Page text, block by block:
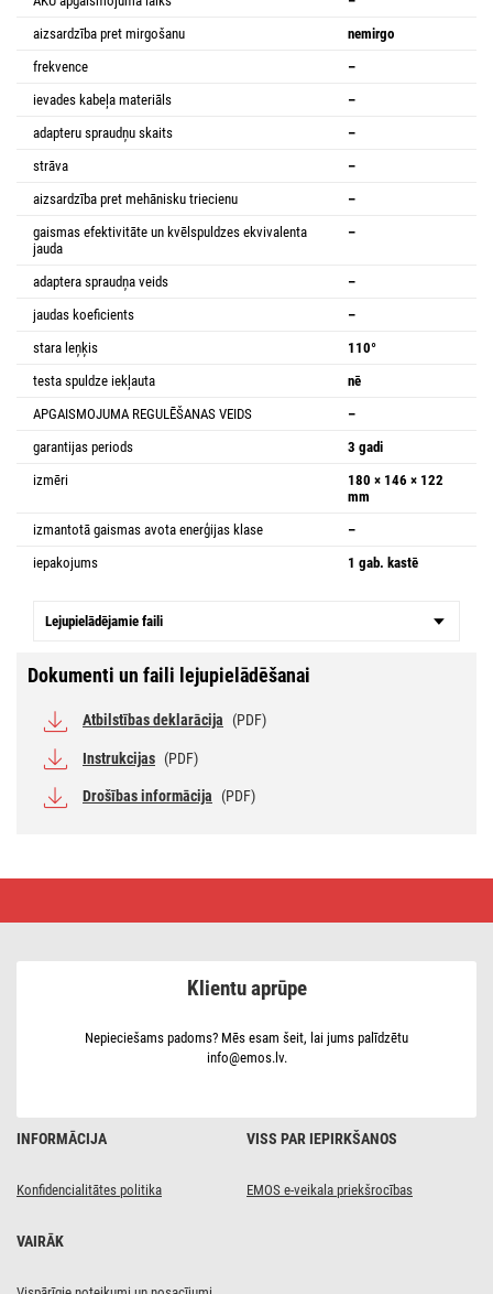
aizsardzība pret mirgošanu
nemirgo
frekvence
–
ievades kabeļa materiāls
–
adapteru spraudņu skaits
–
strāva
–
aizsardzība pret mehānisku triecienu
–
gaismas efektivitāte un kvēlspuldzes ekvivalenta
jauda
–
adaptera spraudņa veids
–
jaudas koeficients
–
stara leņķis
110°
testa spuldze iekļauta
nē
APGAISMOJUMA REGULĒŠANAS VEIDS
–
garantijas periods
3 gadi
izmēri
180 × 146 × 122
mm
izmantotā gaismas avota enerģijas klase
–
iepakojums
1 gab. kastē
Lejupielādējamie faili
Dokumenti un faili lejupielādēšanai
Atbilstības deklarācija (PDF)
Instrukcijas (PDF)
Drošības informācija (PDF)
INFORMĀCIJA
Konfidencialitātes politika
VISS PAR IEPIRKŠANOS
EMOS e-veikala priekšrocības
VAIRĀK
Klientu aprūpe
Nepieciešams padoms? Mēs esam šeit, lai jums palīdzētu
info@emos.lv.